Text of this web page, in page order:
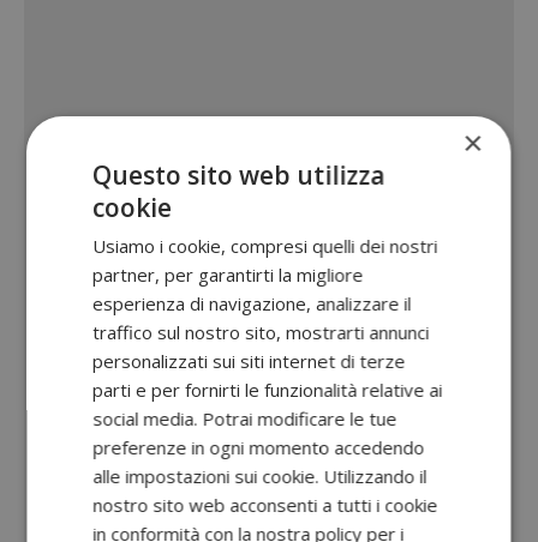
×
Questo sito web utilizza
cookie
Usiamo i cookie, compresi quelli dei nostri
partner, per garantirti la migliore
esperienza di navigazione, analizzare il
traffico sul nostro sito, mostrarti annunci
personalizzati sui siti internet di terze
parti e per fornirti le funzionalità relative ai
social media. Potrai modificare le tue
preferenze in ogni momento accedendo
alle impostazioni sui cookie. Utilizzando il
nostro sito web acconsenti a tutti i cookie
in conformità con la nostra policy per i